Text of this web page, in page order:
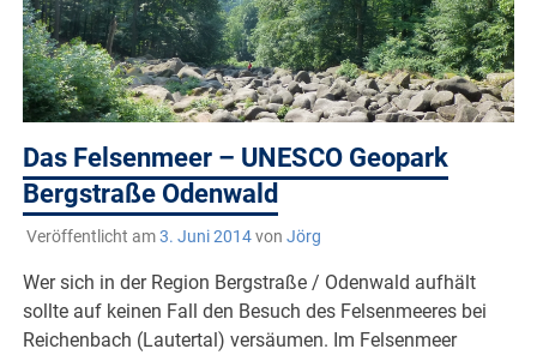
Das Felsenmeer – UNESCO Geopark
Bergstraße Odenwald
Veröffentlicht am3. Juni 2014von Jörg
Wer sich in der Region Bergstraße / Odenwald aufhält
sollte auf keinen Fall den Besuch des Felsenmeeres bei
Reichenbach (Lautertal) versäumen. Im Felsenmeer